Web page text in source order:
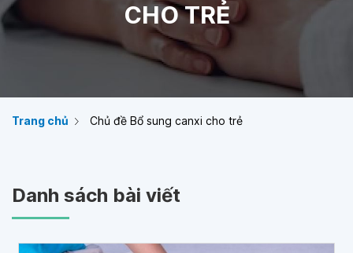
CHO TRẺ
Trang chủ Chủ đề Bổ sung canxi cho trẻ
Danh sách bài viết